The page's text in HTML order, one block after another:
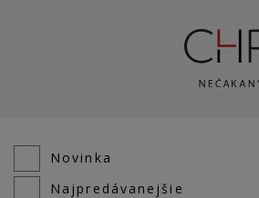
Novinka
Najpredávanejšie